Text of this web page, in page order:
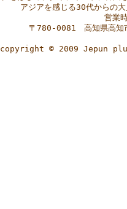
アジアを感じる30代からの
営業
〒780-0081 高知県高
copyright © 2009 Jepun